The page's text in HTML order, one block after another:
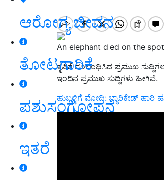
ಆರೋಗ್ಯ ಜೀವನ
ತೋಟಗಾರಿಕೆ
ಪಶುಸಂಗೋಪನೆ
ಇತರೆ
An elephant died on the
ಕೃಷಿಗೆ ಸಂಬಂಧಿಸಿದ ಪ್ರಮುಖ
ಇಂದಿನ ಪ್ರಮುಖ ಸುದ್ದಿಗಳು ಹೀಗಿವೆ.
ಹುಬ್ಬಳ್ಳಿಗೆ ಮೋದಿ: ಬ್ಯಾರಿಕೇಡ್‌